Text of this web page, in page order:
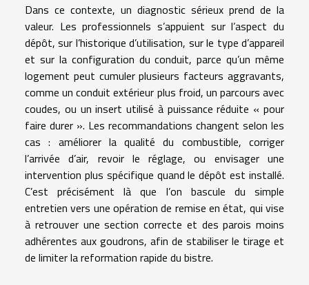
Dans ce contexte, un diagnostic sérieux prend de la
valeur. Les professionnels s’appuient sur l’aspect du
dépôt, sur l’historique d’utilisation, sur le type d’appareil
et sur la configuration du conduit, parce qu’un même
logement peut cumuler plusieurs facteurs aggravants,
comme un conduit extérieur plus froid, un parcours avec
coudes, ou un insert utilisé à puissance réduite « pour
faire durer ». Les recommandations changent selon les
cas : améliorer la qualité du combustible, corriger
l’arrivée d’air, revoir le réglage, ou envisager une
intervention plus spécifique quand le dépôt est installé.
C’est précisément là que l’on bascule du simple
entretien vers une opération de remise en état, qui vise
à retrouver une section correcte et des parois moins
adhérentes aux goudrons, afin de stabiliser le tirage et
de limiter la reformation rapide du bistre.